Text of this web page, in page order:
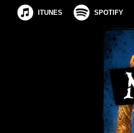
ITUNES SPOTIFY